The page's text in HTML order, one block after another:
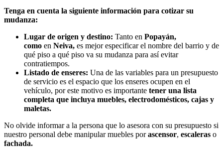
Tenga en cuenta la siguiente información para cotizar su
mudanza:
Lugar de origen y destino: Tanto en Popayán,
como en Neiva, es mejor especificar el nombre del barrio y de
qué piso a qué piso va su mudanza para así evitar
contratiempos.
Listado de enseres: Una de las variables para un presupuesto
de servicio es el espacio que los enseres ocupen en el
vehículo, por este motivo es importante tener una lista
completa que incluya muebles, electrodomésticos, cajas y
maletas.
No olvide informar a la persona que lo asesora con su presupuesto si
nuestro personal debe manipular muebles porascensor, escaleras o
fachada.